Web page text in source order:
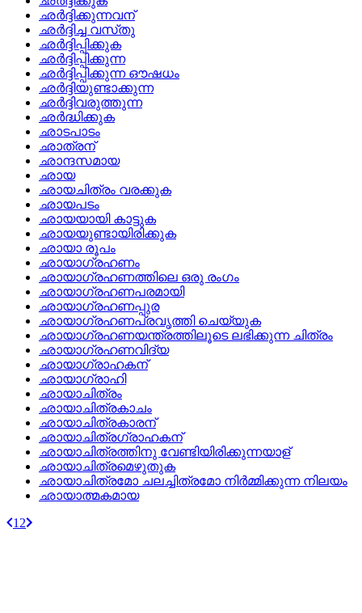
ഛര്‍ദ്ദിക്കുന്നവന്
ഛര്‍ദ്ദിച്ച വസ്‌തു
ഛര്‍ദ്ദിപ്പിക്കുക
ഛര്‍ദ്ദിപ്പിക്കുന്ന
ഛര്‍ദ്ദിപ്പിക്കുന്ന ഔഷധം
ഛര്‍ദ്ദിയുണ്ടാക്കുന്ന
ഛര്‍ദ്ദിവരുത്തുന്ന
ഛര്‍ദ്ധിക്കുക
ഛാടപാടം
ഛാത്രന്
ഛാന്ദസമായ
ഛായ
ഛായചിത്രം വരക്കുക
ഛായപടം
ഛായയായി കാട്ടുക
ഛായയുണ്ടായിരിക്കുക
ഛായാ രൂപം
ഛായാഗ്രഹണം
ഛായാഗ്രഹണത്തിലെ ഒരു രംഗം
ഛായാഗ്രഹണപരമായി
ഛായാഗ്രഹണപ്പുര
ഛായാഗ്രഹണപ്രവൃത്തി ചെയ്യുക
ഛായാഗ്രഹണയന്ത്രത്തിലൂടെ ലഭിക്കുന്ന ചിത്രം
ഛായാഗ്രഹണവിദ്യ
ഛായാഗ്രാഹകന്
ഛായാഗ്രാഹി
ഛായാചിത്രം
ഛായാചിത്രകാചം
ഛായാചിത്രകാരന്
ഛായാചിത്രഗ്രാഹകന്
ഛായാചിത്രത്തിനു വേണ്ടിയിരിക്കുന്നയാള്
ഛായാചിത്രമെഴുതുക
ഛായാചിത്രമോ ചലച്ചിത്രമോ നിര്‍മ്മിക്കുന്ന നിലയം
ഛായാത്മകമായ
1 2